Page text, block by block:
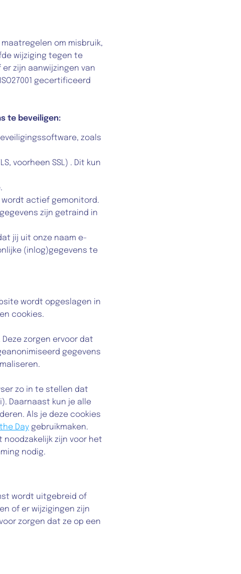
om misbruik,
wijziging tegen te
zijn aanwijzingen van
gecertificeerd
te beveiligen:
zoals
voorheen SSL) . Dit kun
actief gemonitord.
zijn getraind in
jij uit onze naam e-
(inlog)gegevens te
wordt opgeslagen in
cookies.
zorgen ervoor dat
gegevens
zo in te stellen dat
Daarnaast kun je alle
Als je deze cookies
Day gebruikmaken.
zijn voor het
nodig.
wordt uitgebreid of
of er wijzigingen zijn
zorgen dat ze op een